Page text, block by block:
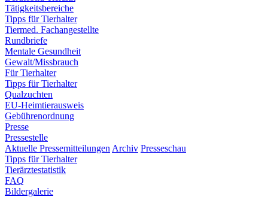
Tätigkeitsbereiche
Tipps für Tierhalter
Tiermed. Fachangestellte
Rundbriefe
Mentale Gesundheit
Gewalt/Missbrauch
Für Tierhalter
Tipps für Tierhalter
Qualzuchten
EU-Heimtierausweis
Gebührenordnung
Presse
Pressestelle
Aktuelle Pressemitteilungen Archiv Presseschau
Tipps für Tierhalter
Tierärztestatistik
FAQ
Bildergalerie